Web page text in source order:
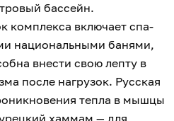
бассейн.
комплекса включает спа-
национальными банями,
внести свою лепту в
после нагрузок. Русская
тепла в мышцы